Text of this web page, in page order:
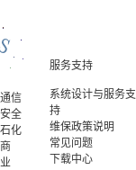
中
信
全
化
服务支持
系统设计与服务支
持
维保政策说明
常见问题
下载中心